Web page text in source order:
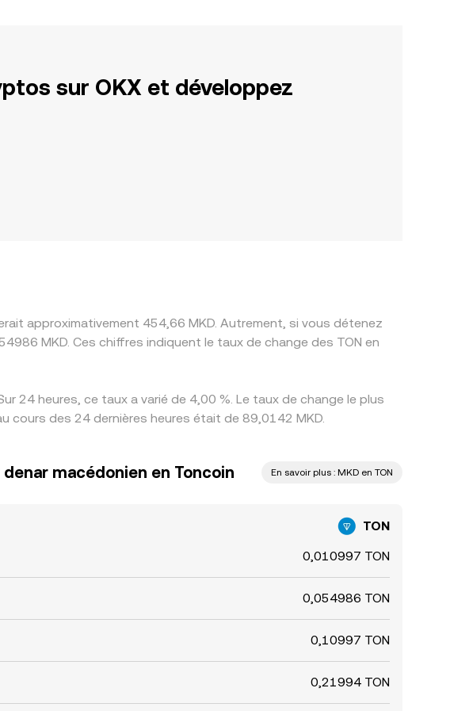
sur OKX et développez
approximativement 454,66 MKD. Autrement, si vous détenez
MKD. Ces chiffres indiquent le taux de change des TON en
24 heures, ce taux a varié de 4,00 %. Le taux de change le plus
cours des 24 dernières heures était de 89,0142 MKD.
macédonien en Toncoin En savoir plus : MKD en TON
TON
0,010997 TON
0,054986 TON
0,10997 TON
0,21994 TON